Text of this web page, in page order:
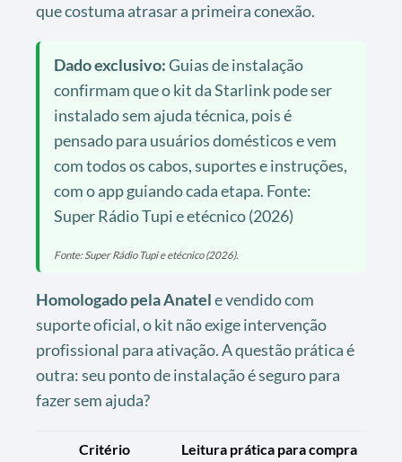
que costuma atrasar a primeira conexão.
Dado exclusivo:Guias de instalação
confirmam que o kit da Starlink pode ser
instalado sem ajuda técnica, pois é
pensado para usuários domésticos e vem
com todos os cabos, suportes e instruções,
com o app guiando cada etapa. Fonte:
Super Rádio Tupi e etécnico (2026)
Fonte: Super Rádio Tupi e etécnico (2026).
Homologado pela Anatele vendido com
suporte oficial, o kit não exige intervenção
profissional para ativação. A questão prática é
outra: seu ponto de instalação é seguro para
fazer sem ajuda?
Critério Leitura prática para compra